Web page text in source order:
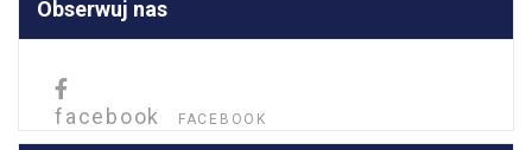
Obserwuj nas
facebook FACEBOOK